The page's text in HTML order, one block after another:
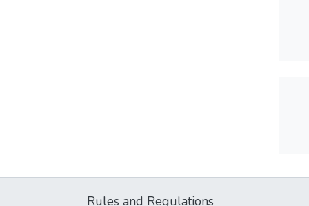
Rules and Regulations